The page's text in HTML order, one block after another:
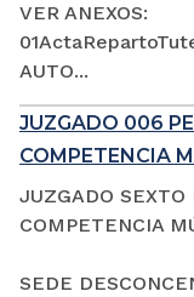
VER ANEXOS:
AUTO...
JUZGADO 006
COMPETENCIA
JUZGADO SEXTO
COMPETENCIA
SEDE